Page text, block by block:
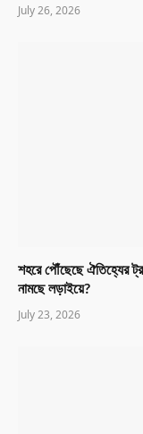
July 26, 2026
শহরে পৌঁছেছে ঐতিহ্যের
নামছে লড়াইয়ে?
July 23, 2026